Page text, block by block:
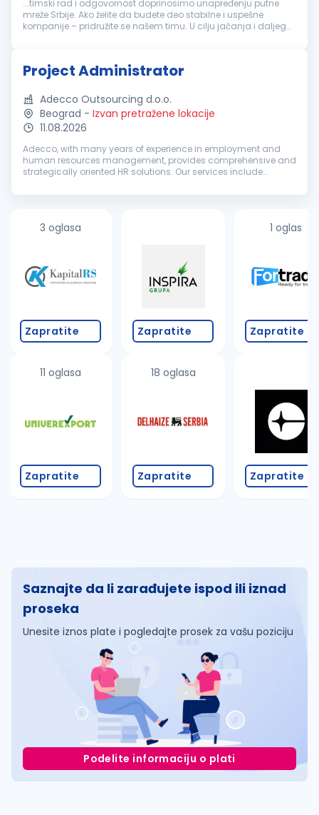
...timski rad i odgovornost doprinosimo unapređenju putne
mreže Srbije. Ako želite da budete deo stabilne i uspešne
kompanije – pridružite se našem timu. U cilju jačanja i daljeg
Project Administrator
Adecco Outsourcing d.o.o.
Beograd - Izvan pretražene lokacije
11.08.2026
Adecco, with many years of experience in employment and
human resources management, provides comprehensive and
strategically oriented HR solutions. Our services include
outsourcing, outplacement, HR co...
3 oglasa
Zapratite
11 oglasa
Zapratite
Zapratite
18 oglasa
Zapratite
1 oglas
Zapratite
Zapratite
Saznajte da li zarađujete ispod ili iznad
proseka
Unesite iznos plate i pogledajte prosek za vašu poziciju
Podelite informaciju o plati